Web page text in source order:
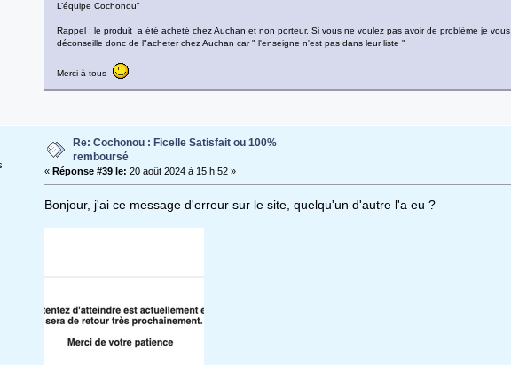
L’équipe Cochonou"
Rappel : le produit a été acheté chez Auchan et non porteur. Si vous ne voulez pas avoir de problème je vous
déconseille donc de l"acheter chez Auchan car " l'enseigne n'est pas dans leur liste "
Merci à tous
Re: Cochonou : Ficelle Satisfait ou 100%
remboursé
«Réponse #39 le: 20 août 2024 à 15 h 52 »
Bonjour, j'ai ce message d'erreur sur le site, quelqu'un d'autre l'a eu ?